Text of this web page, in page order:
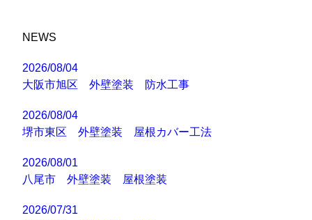
NEWS
2026/08/04
大阪市旭区 外壁塗装 防水工事
2026/08/04
堺市東区 外壁塗装 屋根カバー工法
2026/08/01
八尾市 外壁塗装 屋根塗装
2026/07/31